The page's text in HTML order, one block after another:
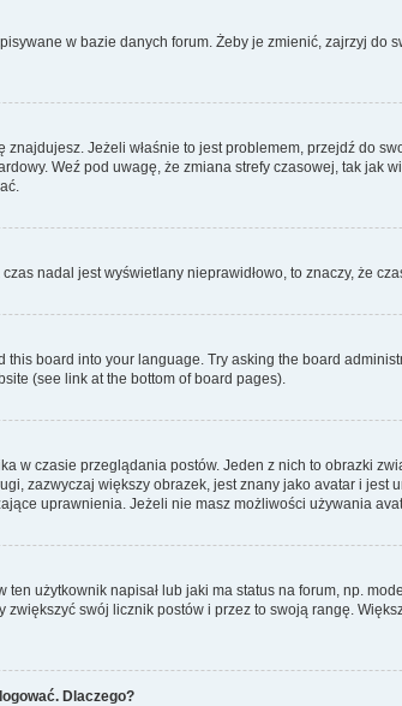
w bazie danych forum. Żeby je zmienić, zajrzyj
Jeżeli właśnie to jest problemem, przejdź do
Weź pod uwagę, że zmiana strefy czasowej, tak
nadal jest wyświetlany nieprawidłowo, to znaczy, że
board into your language. Try asking the board
(see link at the bottom of board pages).
w czasie przeglądania postów. Jeden z nich to obrazki
zazwyczaj większy obrazek, jest znany jako avatar i
uprawnienia. Jeżeli nie masz możliwości używania
użytkownik napisał lub jaki ma status na forum, np.
swój licznik postów i przez to swoją rangę.
Dlaczego?